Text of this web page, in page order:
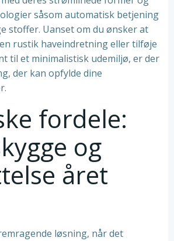
såsom automatisk betjening
stoffer. Uanset om du ønsker at
rustik haveindretning eller tilføje
til et minimalistisk udemiljø, er der
der kan opfylde dine
fordele:
og
året
løsning, når det